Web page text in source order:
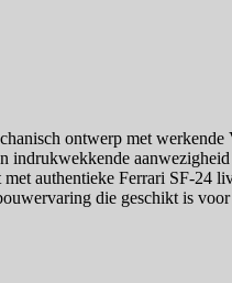
ontwerp met
indrukwekkende
authentieke Ferrari SF-24
die geschikt is